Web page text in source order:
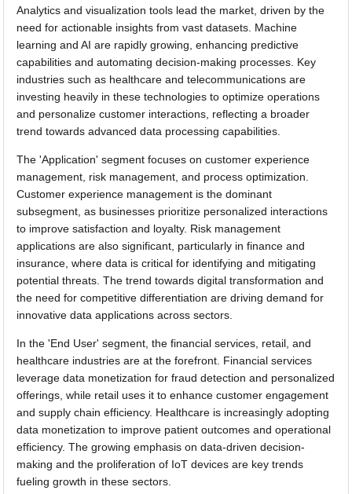
Analytics and visualization tools lead the market, driven by the
need for actionable insights from vast datasets. Machine
learning and AI are rapidly growing, enhancing predictive
capabilities and automating decision-making processes. Key
industries such as healthcare and telecommunications are
investing heavily in these technologies to optimize operations
and personalize customer interactions, reflecting a broader
trend towards advanced data processing capabilities.
The 'Application' segment focuses on customer experience
management, risk management, and process optimization.
Customer experience management is the dominant
subsegment, as businesses prioritize personalized interactions
to improve satisfaction and loyalty. Risk management
applications are also significant, particularly in finance and
insurance, where data is critical for identifying and mitigating
potential threats. The trend towards digital transformation and
the need for competitive differentiation are driving demand for
innovative data applications across sectors.
In the 'End User' segment, the financial services, retail, and
healthcare industries are at the forefront. Financial services
leverage data monetization for fraud detection and personalized
offerings, while retail uses it to enhance customer engagement
and supply chain efficiency. Healthcare is increasingly adopting
data monetization to improve patient outcomes and operational
efficiency. The growing emphasis on data-driven decision-
making and the proliferation of IoT devices are key trends
fueling growth in these sectors.